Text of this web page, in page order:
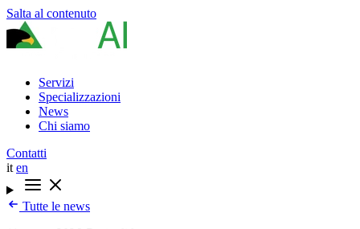
Salta al contenuto
Servizi
Specializzazioni
News
Chi siamo
Contatti
it en
Tutte le news